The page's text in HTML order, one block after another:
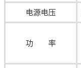
电源电压
功 率